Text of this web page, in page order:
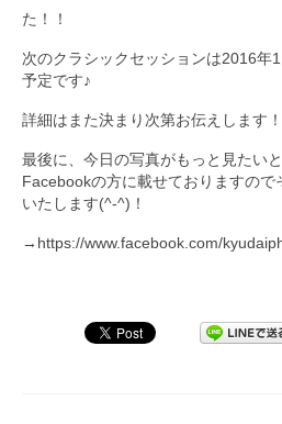
た！！
次のクラシックセッションは2016年
予定です♪
詳細はまた決まり次第お伝えします！
最後に、今日の写真がもっと見たい
Facebookの方に載せておりますの
いたします(^-^)！
→https://www.facebook.com/